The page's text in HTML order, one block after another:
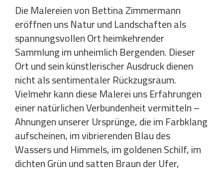
Die Malereien von Bettina Zimmermann
eröffnen uns Natur und Landschaften als
spannungsvollen Ort heimkehrender
Sammlung im unheimlich Bergenden. Dieser
Ort und sein künstlerischer Ausdruck dienen
nicht als sentimentaler Rückzugsraum.
Vielmehr kann diese Malerei uns Erfahrungen
einer natürlichen Verbundenheit vermitteln –
Ahnungen unserer Ursprünge, die im Farbklang
aufscheinen, im vibrierenden Blau des
Wassers und Himmels, im goldenen Schilf, im
dichten Grün und satten Braun der Ufer,